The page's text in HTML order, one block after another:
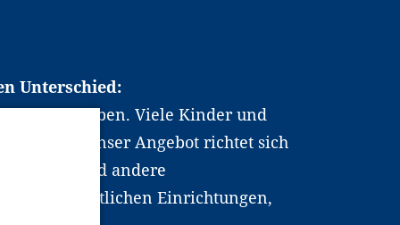
Unterschied:
Berufsleben. Viele Kinder und
dabei. Unser Angebot richtet sich
und andere
Einrichtungen,